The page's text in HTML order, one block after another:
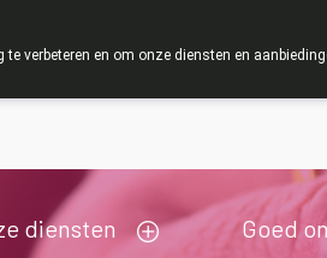
diensten Goed
verbeteren en om onze diensten en